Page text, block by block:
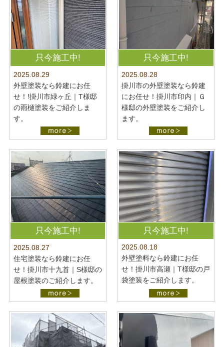
只今施工中!
2025.08.29
外壁塗装なら鈴建にお任
せ！!掛川市緑ヶ丘｜T様邸
の雨樋塗装をご紹介しま
す。
只今施工中!
2025.08.28
掛川市の外壁塗装なら鈴建
にお任せ！掛川市印内｜Ｇ
様邸の外壁塗装をご紹介し
ます。
只今施工中!
2025.08.27
住宅塗装なら鈴建にお任
せ！掛川市十九首｜S様邸の
屋根塗装のご紹介します。
只今施工中!
2025.08.18
外壁塗料なら鈴建にお任
せ！掛川市高瀬｜T様邸の戸
袋塗装をご紹介します。